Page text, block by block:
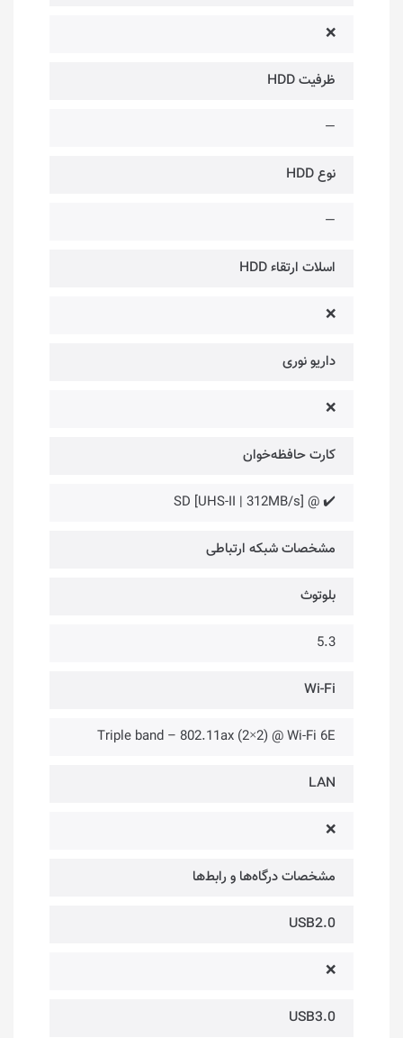
❌
ظرفیت HDD
—
نوع HDD
—
اسلات ارتقاء HDD
❌
داریو نوری
❌
کارت حافظه‌خوان
✔️ @ [SD [UHS-II | 312MB/s
مشخصات شبکه ارتباطی
بلوتوث
5.3
Wi-Fi
Triple band – 802.11ax (2×2) @ Wi-Fi 6E
LAN
❌
مشخصات درگاه‌ها و رابط‌ها
USB2.0
❌
USB3.0